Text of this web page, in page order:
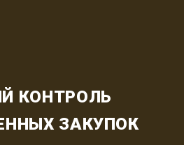
КОНТРОЛЬ
ЗАКУПОК